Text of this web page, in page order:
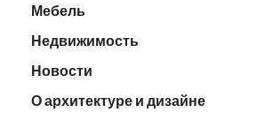
Мебель
Недвижимость
Новости
О архитектуре и дизайне